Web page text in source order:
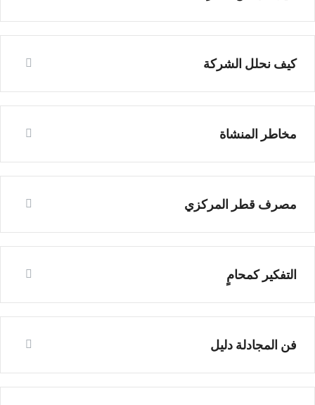
كيف نحلل الشركة
مخاطر المنشاة
مصرف قطر المركزي
التفكير كمحامٍ
فن المجادلة دليل